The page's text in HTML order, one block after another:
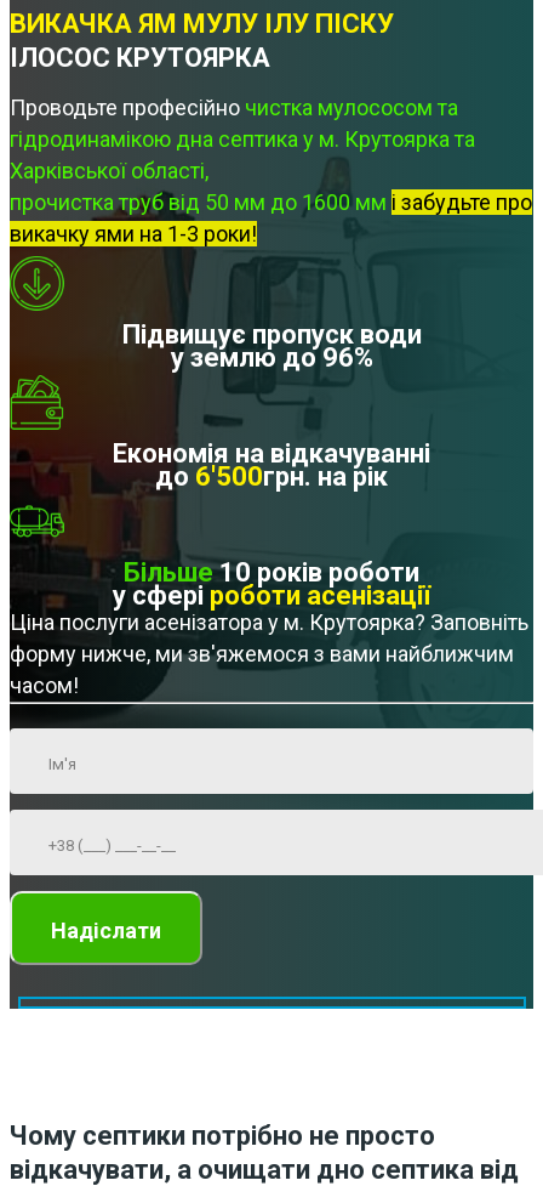
ВИКАЧКА ЯМ МУЛУ ІЛУ ПІСКУ
ІЛОСОС КРУТОЯРКА
Проводьте професійно чистка мулососом та
гідродинамікою дна септика у м. Крутоярка та
Харківської області,
прочистка труб від 50 мм до 1600 мм і забудьте про
викачку ями на 1-3 роки!
Підвищує пропуск води
у землю до 96%
Економія на відкачуванні
до 6'500грн. на рік
Більше10 років роботи
у сфері роботи асенізації
Ціна послуги асенізатора у м. Крутоярка? Заповніть
форму нижче, ми зв'яжемося з вами найближчим
часом!
Чому септики потрібно не просто
відкачувати, а очищати дно септика від